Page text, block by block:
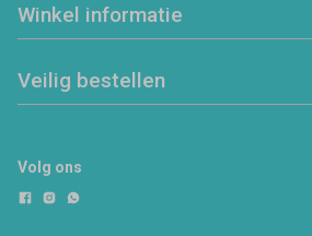
Winkel informatie
Veilig bestellen
Volg ons